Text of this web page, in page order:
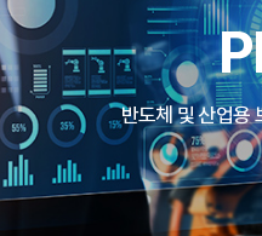
DISK BRUSH
STRIP BRUSH
ROLLER BRUSH
연
조
인
주요
반도체 및 산업용